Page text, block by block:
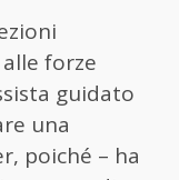
forze
guidato
una
poiché – ha